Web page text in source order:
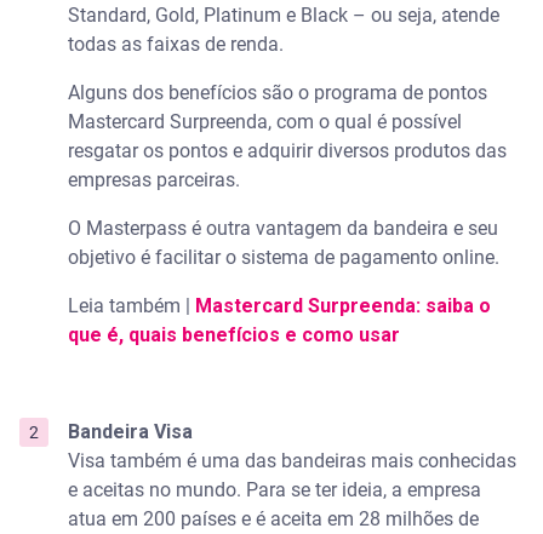
Standard, Gold, Platinum e Black – ou seja, atende
todas as faixas de renda.
Alguns dos benefícios são o programa de pontos
Mastercard Surpreenda, com o qual é possível
resgatar os pontos e adquirir diversos produtos das
empresas parceiras.
O Masterpass é outra vantagem da bandeira e seu
objetivo é facilitar o sistema de pagamento online.
Leia também |
Mastercard Surpreenda: saiba o
que é, quais benefícios e como usar
Bandeira Visa
Visa também é uma das bandeiras mais conhecidas
e aceitas no mundo. Para se ter ideia, a empresa
atua em 200 países e é aceita em 28 milhões de